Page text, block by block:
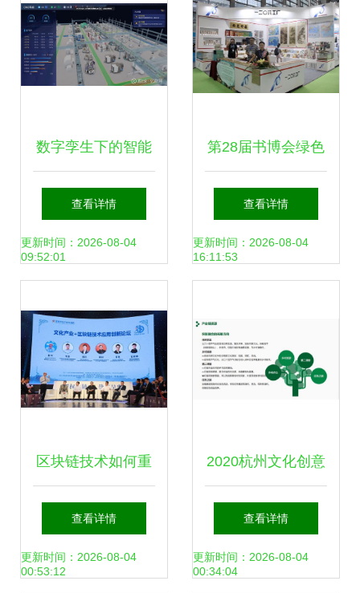
产品和服务
数字孪生下的智能
车间 2021金蝶全
球创见者大会洞察
查看详情
更新时间：2026-08-04
09:52:01
第28届书博会绿色
创意印刷展区启
幕，数字文化创意
潮流
查看详情
更新时间：2026-08-04
16:11:53
区块链技术如何重
塑文化产业 深圳峰
会的启示与未来展
查看详情
更新时间：2026-08-04
00:53:12
2020杭州文化创意
产业项目资源对洽
会 数字文化创意内
查看详情
更新时间：2026-08-04
00:34:04